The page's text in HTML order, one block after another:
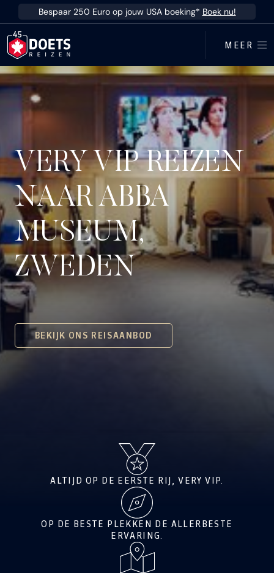
Ga direct naar inhoud
Bespaar 250 Euro op jouw USA boeking* Boek nu!
MEER
VERY VIP REIZEN
NAAR ABBA
MUSEUM,
ZWEDEN
BEKIJK ONS REISAANBOD
ALTIJD OP DE EERSTE RIJ, VERY VIP.
OP DE BESTE PLEKKEN DE ALLERBESTE
ERVARING.